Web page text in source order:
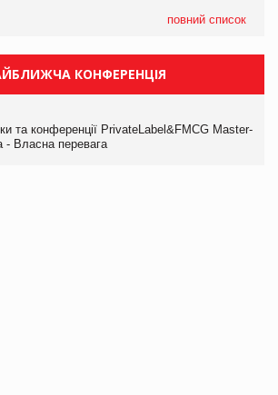
повний список
КОНФЕРЕНЦІЯ
та конференції PrivateLabel&FMCG Master-
- Власна перевага